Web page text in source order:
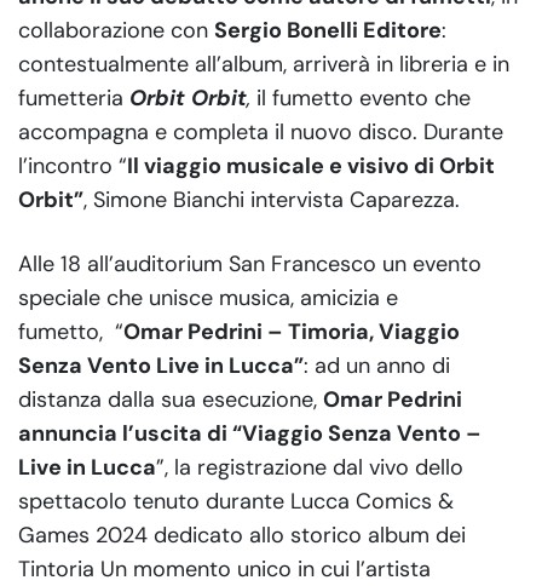
collaborazione con Sergio Bonelli Editore:
contestualmente all’album, arriverà in libreria e in
fumetteria Orbit Orbit, il fumetto evento che
accompagna e completa il nuovo disco. Durante
l’incontro “Il viaggio musicale e visivo di Orbit
Orbit”, Simone Bianchi intervista Caparezza.
Alle 18 all’auditorium San Francesco un evento
speciale che unisce musica, amicizia e
fumetto, “Omar Pedrini – Timoria, Viaggio
Senza Vento Live in Lucca”: ad un anno di
distanza dalla sua esecuzione, Omar Pedrini
annuncia l’uscita di “Viaggio Senza Vento –
Live in Lucca”, la registrazione dal vivo dello
spettacolo tenuto durante Lucca Comics &
Games 2024 dedicato allo storico album dei
Tintoria Un momento unico in cui l’artista